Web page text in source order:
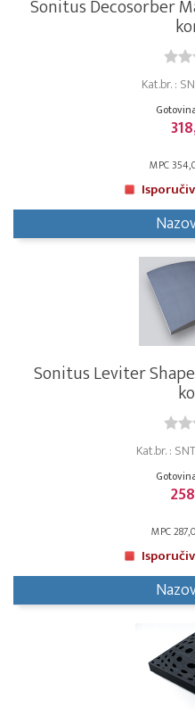
Sonitus Decosorber
Kat.br. :
MPC
Sonitus Leviter
Kat.br. :
MPC